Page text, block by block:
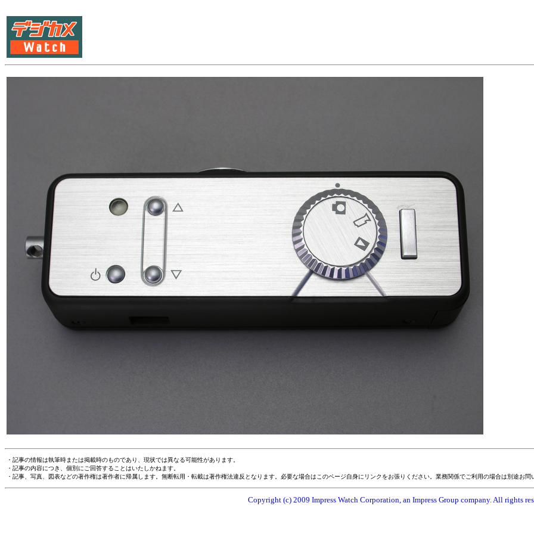
・記事の情報は執筆時または掲載時のものであり、現状では異なる可能性があります。
・記事の内容につき、個別にご回答することはいたしかねます。
・記事、写真、図表などの著作権は著作者に帰属します。無断転用・転載は著作権法違反となります。必要な場合はこのページ自身にリンクをお張りください。業務関係でご利用の場合は別途お問
Copyright (c) 2009 Impress Watch Corporation, an Impress Group company. All rights